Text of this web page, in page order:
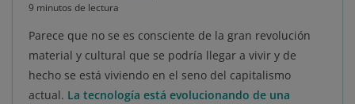
9 minutos de lectura
Parece que no se es consciente de la gran revolución
material y cultural que se podría llegar a vivir y de
hecho se está viviendo en el seno del capitalismo
actual. La tecnología está evolucionando de una